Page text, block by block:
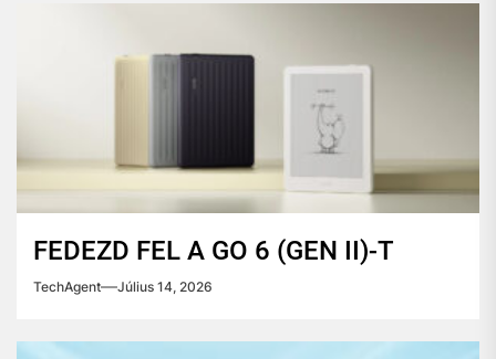
FEDEZD FEL A GO 6 (GEN II)-T
TechAgent Július 14, 2026